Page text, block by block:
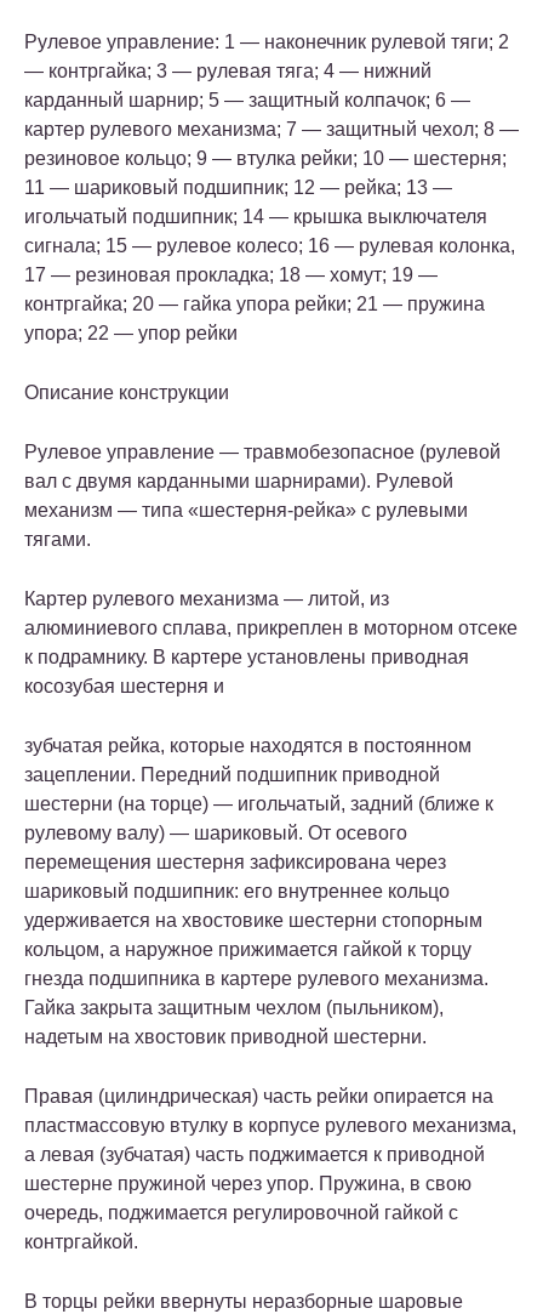
Рулевое управление: 1 — наконечник рулевой тяги; 2
— контргайка; 3 — рулевая тяга; 4 — нижний
карданный шарнир; 5 — защитный колпачок; 6 —
картер рулевого механизма; 7 — защитный чехол; 8 —
резиновое кольцо; 9 — втулка рейки; 10 — шестерня;
11 — шариковый подшипник; 12 — рейка; 13 —
игольчатый подшипник; 14 — крышка выключателя
сигнала; 15 — рулевое колесо; 16 — рулевая колонка,
17 — резиновая прокладка; 18 — хомут; 19 —
контргайка; 20 — гайка упора рейки; 21 — пружина
упора; 22 — упор рейки
Описание конструкции
Рулевое управление — травмобезопасное (рулевой
вал с двумя карданными шарнирами). Рулевой
механизм — типа «шестерня-рейка» с рулевыми
тягами.
Картер рулевого механизма — литой, из
алюминиевого сплава, прикреплен в моторном отсеке
к подрамнику. В картере установлены приводная
косозубая шестерня и
зубчатая рейка, которые находятся в постоянном
зацеплении. Передний подшипник приводной
шестерни (на торце) — игольчатый, задний (ближе к
рулевому валу) — шариковый. От осевого
перемещения шестерня зафиксирована через
шариковый подшипник: его внутреннее кольцо
удерживается на хвостовике шестерни стопорным
кольцом, а наружное прижимается гайкой к торцу
гнезда подшипника в картере рулевого механизма.
Гайка закрыта защитным чехлом (пыльником),
надетым на хвостовик приводной шестерни.
Правая (цилиндрическая) часть рейки опирается на
пластмассовую втулку в корпусе рулевого механизма,
а левая (зубчатая) часть поджимается к приводной
шестерне пружиной через упор. Пружина, в свою
очередь, поджимается регулировочной гайкой с
контргайкой.
В торцы рейки ввернуты неразборные шаровые